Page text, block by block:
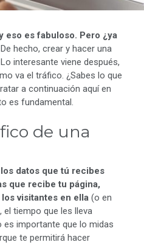
eso es fabuloso. Pero ¿ya
hecho, crear y hacer una
interesante viene después,
va el tráfico. ¿Sabes lo que
a continuación aquí en
es fundamental.
de una
datos que tú recibes
que recibe tu página,
visitantes en ella (o en
tiempo que les lleva
es importante que lo midas
te permitirá hacer